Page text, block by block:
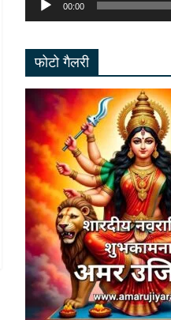
00:00
फोटो गैलरी